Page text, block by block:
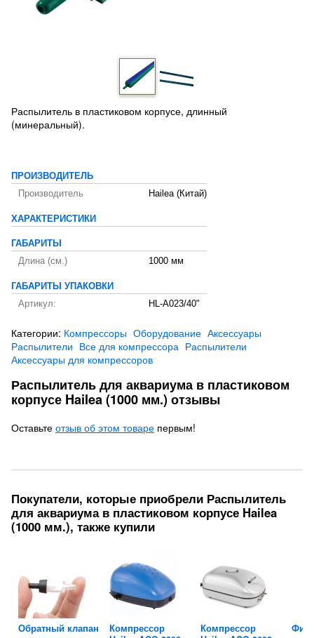
Распылитель в пластиковом корпусе, длинный
(минеральный).
ПРОИЗВОДИТЕЛЬ
Производитель
Hailea (Китай)
ХАРАКТЕРИСТИКИ
ГАБАРИТЫ
Длина (см.)
1000 мм
ГАБАРИТЫ УПАКОВКИ
Артикул:
HL-A023/40"
Категории: Компрессоры Оборудование Аксессуары
Распылители Все для компрессора Распылители
Аксессуары для компрессоров
Распылитель для аквариума в пластиковом
корпусе Hailea (1000 мм.) отзывы
Оставьте отзыв об этом товаре первым!
Покупатели, которые приобрели Распылитель
для аквариума в пластиковом корпусе Hailea
(1000 мм.), также купили
Обратный клапан
Компрессор
Компрессор